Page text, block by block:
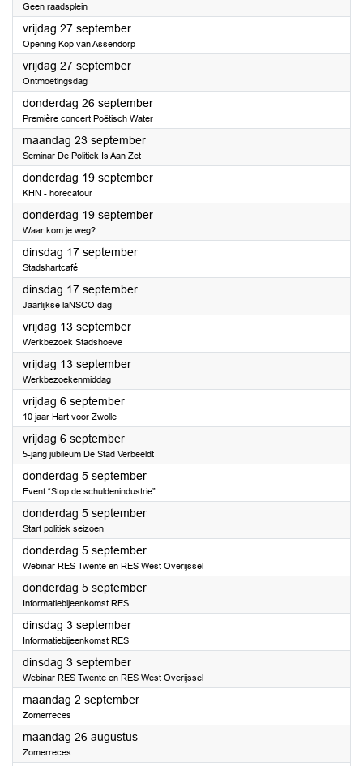
Geen raadsplein
vrijdag 27 september2024
Opening Kop van Assendorp
vrijdag 27 september2024
Ontmoetingsdag
donderdag 26 september2024
Première concert Poëtisch Water
maandag 23 september2024
Seminar De Politiek Is Aan Zet
donderdag 19 september2024
KHN - horecatour
donderdag 19 september2024
Waar kom je weg?
dinsdag 17 september2024
Stadshartcafé
dinsdag 17 september2024
Jaarlijkse laNSCO dag
vrijdag 13 september2024
Werkbezoek Stadshoeve
vrijdag 13 september2024
Werkbezoekenmiddag
vrijdag 6 september2024
10 jaar Hart voor Zwolle
vrijdag 6 september2024
5-jarig jubileum De Stad Verbeeldt
donderdag 5 september2024
Event “Stop de schuldenindustrie”
donderdag 5 september2024
Start politiek seizoen
donderdag 5 september2024
Webinar RES Twente en RES West Overijssel
donderdag 5 september2024
Informatiebijeenkomst RES
dinsdag 3 september2024
Informatiebijeenkomst RES
dinsdag 3 september2024
Webinar RES Twente en RES West Overijssel
maandag 2 september2024
Zomerreces
maandag 26 augustus2024
Zomerreces